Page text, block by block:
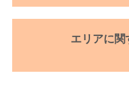
エリアに関